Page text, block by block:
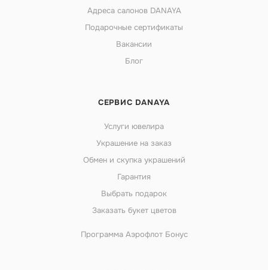
Адреса салонов DANAYA
Подарочные сертификаты
Вакансии
Блог
СЕРВИС DANAYA
Услуги ювелира
Украшение на заказ
Обмен и скупка украшений
Гарантия
Выбрать подарок
Заказать букет цветов
Программа Аэрофлот Бонус